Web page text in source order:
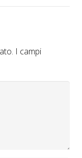
I campi